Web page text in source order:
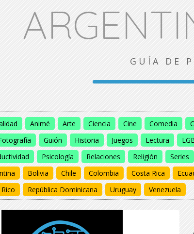
GUÍA DE
Animé Arte Ciencia Cine Comedia
Guión Historia Juegos Lectura
Psicología Relaciones Religión Series
Bolivia Chile Colombia Costa Rica
República Dominicana Uruguay Venezuela